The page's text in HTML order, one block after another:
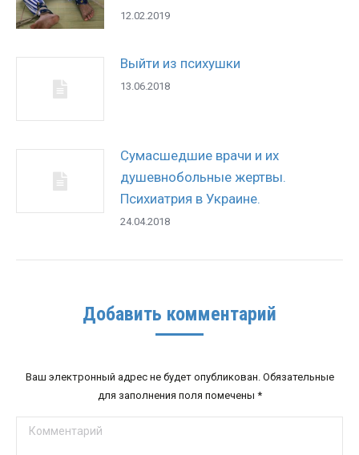
12.02.2019
Выйти из психушки
13.06.2018
Сумасшедшие врачи и их
душевнобольные жертвы.
Психиатрия в Украине.
24.04.2018
Добавить комментарий
Ваш электронный адрес не будет опубликован. Обязательные
для заполнения поля помечены *
Комментарий